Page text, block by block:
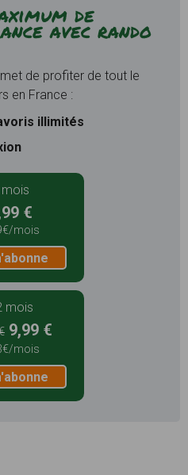
de
avec rando
de profiter de tout le
en France :
illimités
€
mois
mois
9,99 €
mois